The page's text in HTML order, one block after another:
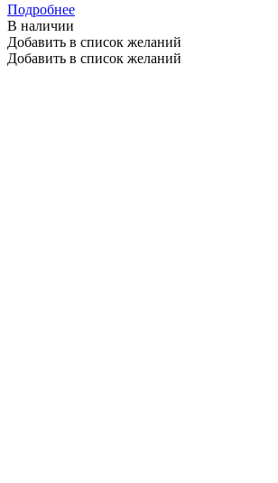
Подробнее
В наличии
Добавить в список желаний
Добавить в список желаний